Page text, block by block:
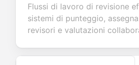
Flussi di lavoro di revisione
sistemi di punteggio,
revisori e valutazioni